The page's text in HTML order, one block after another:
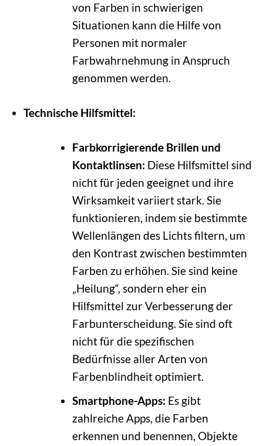
von Farben in schwierigen
Situationen kann die Hilfe von
Personen mit normaler
Farbwahrnehmung in Anspruch
genommen werden.
Technische Hilfsmittel:
Farbkorrigierende Brillen und
Kontaktlinsen: Diese Hilfsmittel sind
nicht für jeden geeignet und ihre
Wirksamkeit variiert stark. Sie
funktionieren, indem sie bestimmte
Wellenlängen des Lichts filtern, um
den Kontrast zwischen bestimmten
Farben zu erhöhen. Sie sind keine
„Heilung“, sondern eher ein
Hilfsmittel zur Verbesserung der
Farbunterscheidung. Sie sind oft
nicht für die spezifischen
Bedürfnisse aller Arten von
Farbenblindheit optimiert.
Smartphone-Apps: Es gibt
zahlreiche Apps, die Farben
erkennen und benennen, Objekte